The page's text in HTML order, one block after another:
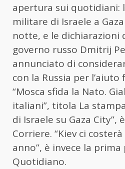
apertura sui quotidiani:
militare di Israele a
notte, e le dichiarazioni
governo russo Dmitrij
annunciato di
con la Russia per l’aiuto
“Mosca sfida la Nato.
italiani”, titola La
di Israele su Gaza City”,
Corriere. “Kiev ci
anno”, è invece la
Quotidiano.